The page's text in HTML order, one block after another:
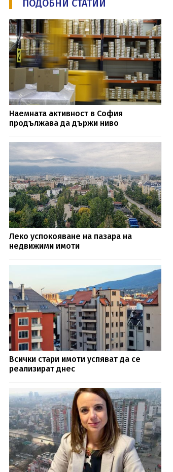
ПОДОБНИ СТАТИИ
Наемната активност в София
продължава да държи ниво
Леко успокояване на пазара на
недвижими имоти
Всички стари имоти успяват да се
реализират днес